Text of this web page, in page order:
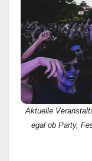
Aktuelle
egal ob Party,